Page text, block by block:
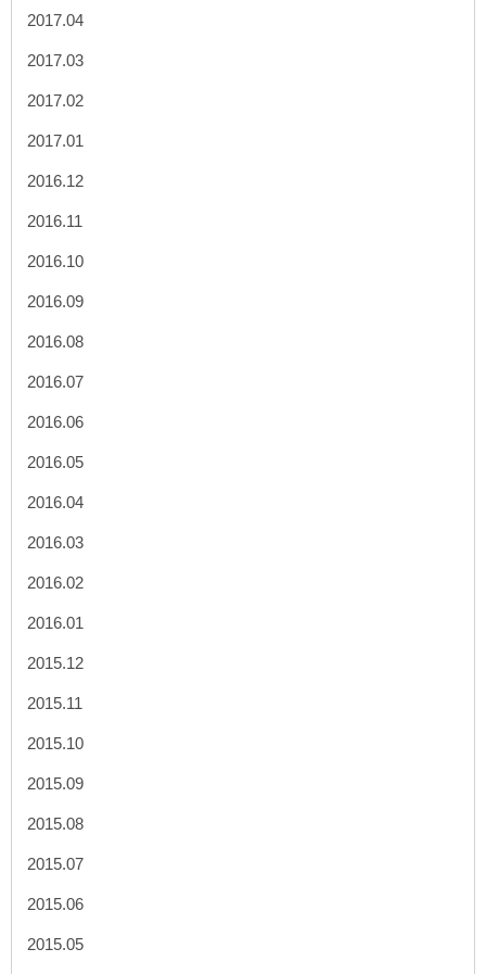
2017.04
2017.03
2017.02
2017.01
2016.12
2016.11
2016.10
2016.09
2016.08
2016.07
2016.06
2016.05
2016.04
2016.03
2016.02
2016.01
2015.12
2015.11
2015.10
2015.09
2015.08
2015.07
2015.06
2015.05